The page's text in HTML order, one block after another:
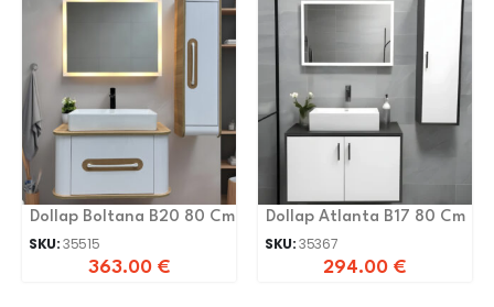
Dollap Boltana B20 80 Cm
SKU:35515
363.00 €
Dollap Atlanta B17 80 Cm
SKU:35367
294.00 €